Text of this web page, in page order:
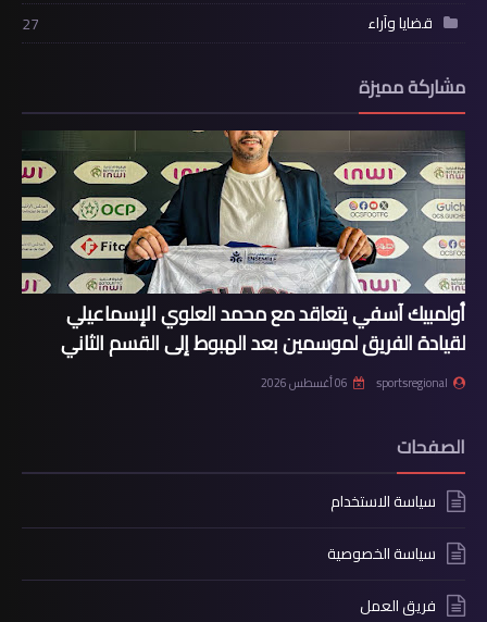
قضايا وآراء
27
مشاركة مميزة
أولمبيك آسفي يتعاقد مع محمد العلوي الإسماعيلي
لقيادة الفريق لموسمين بعد الهبوط إلى القسم الثاني
sportsregional 06 أغسطس 2026
الصفحات
سياسة الاستخدام
سياسة الخصوصية
فريق العمل